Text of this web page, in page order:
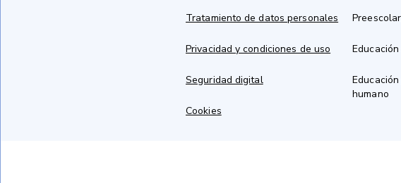
Tratamiento de datos personales
Privacidad y condiciones de uso
Seguridad digital
Cookies
humano